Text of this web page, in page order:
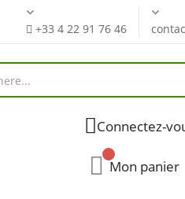
+33 4 22 91 76 46
Connectez-
Mon panier